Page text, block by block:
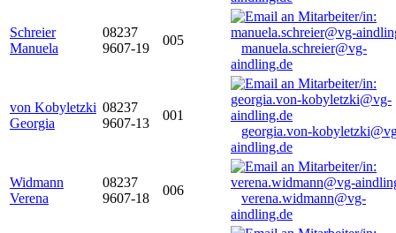
Schreier
Manuela
08237
9607-19
005
manuela.schreier@vg-
aindling.de
von Kobyletzki
Georgia
08237
9607-13
001
georgia.von-
aindling.de
Widmann
Verena
08237
9607-18
006
verena.widmann@vg-
aindling.de